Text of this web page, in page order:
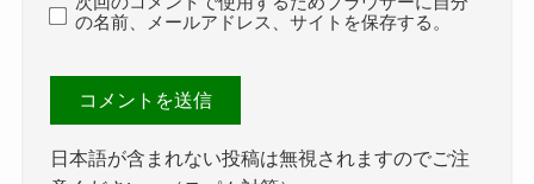
の名前、メールアドレス、サイトを保存する。
日本語が含まれない投稿は無視されますのでご注